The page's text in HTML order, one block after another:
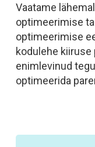
Vaatame
optimeerimise
optimeerimise
kodulehe kiiruse
enimlevinud
optimeerida